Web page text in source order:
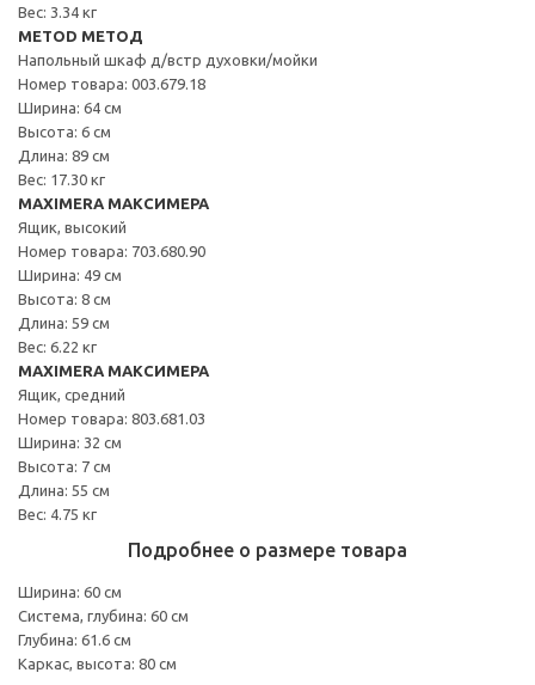
Вес: 3.34 кг
METOD МЕТОД
Напольный шкаф д/встр духовки/мойки
Номер товара: 003.679.18
Ширина: 64 см
Высота: 6 см
Длина: 89 см
Вес: 17.30 кг
MAXIMERA МАКСИМЕРА
Ящик, высокий
Номер товара: 703.680.90
Ширина: 49 см
Высота: 8 см
Длина: 59 см
Вес: 6.22 кг
MAXIMERA МАКСИМЕРА
Ящик, средний
Номер товара: 803.681.03
Ширина: 32 см
Высота: 7 см
Длина: 55 см
Вес: 4.75 кг
Подробнее о размере товара
Ширина: 60 см
Система, глубина: 60 см
Глубина: 61.6 см
Каркас, высота: 80 см